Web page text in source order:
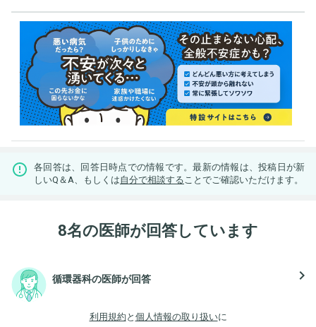
各回答は、回答日時点での情報です。最新の情報は、投稿日が新
しいQ＆A、もしくは自分で相談する ことでご確認いただけます。
8名の医師が回答しています
循環器科の医師が回答 navigate_next
利用規約 と 個人情報の取り扱いに